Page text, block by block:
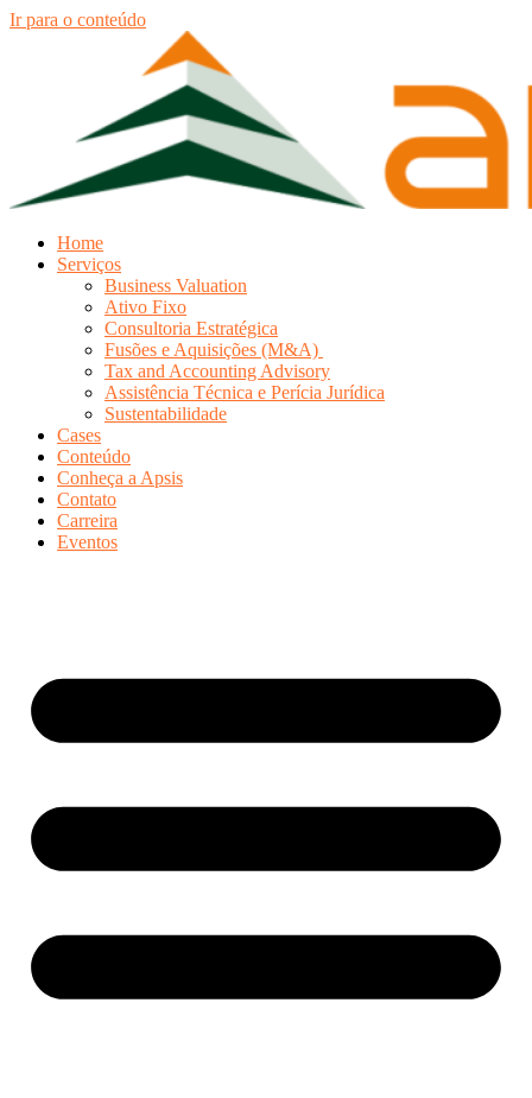
Ir para o conteúdo
Home
Serviços
Business Valuation
Ativo Fixo
Consultoria Estratégica
Fusões e Aquisições (M&A)
Tax and Accounting Advisory
Assistência Técnica e Perícia Jurídica
Sustentabilidade
Cases
Conteúdo
Conheça a Apsis
Contato
Carreira
Eventos